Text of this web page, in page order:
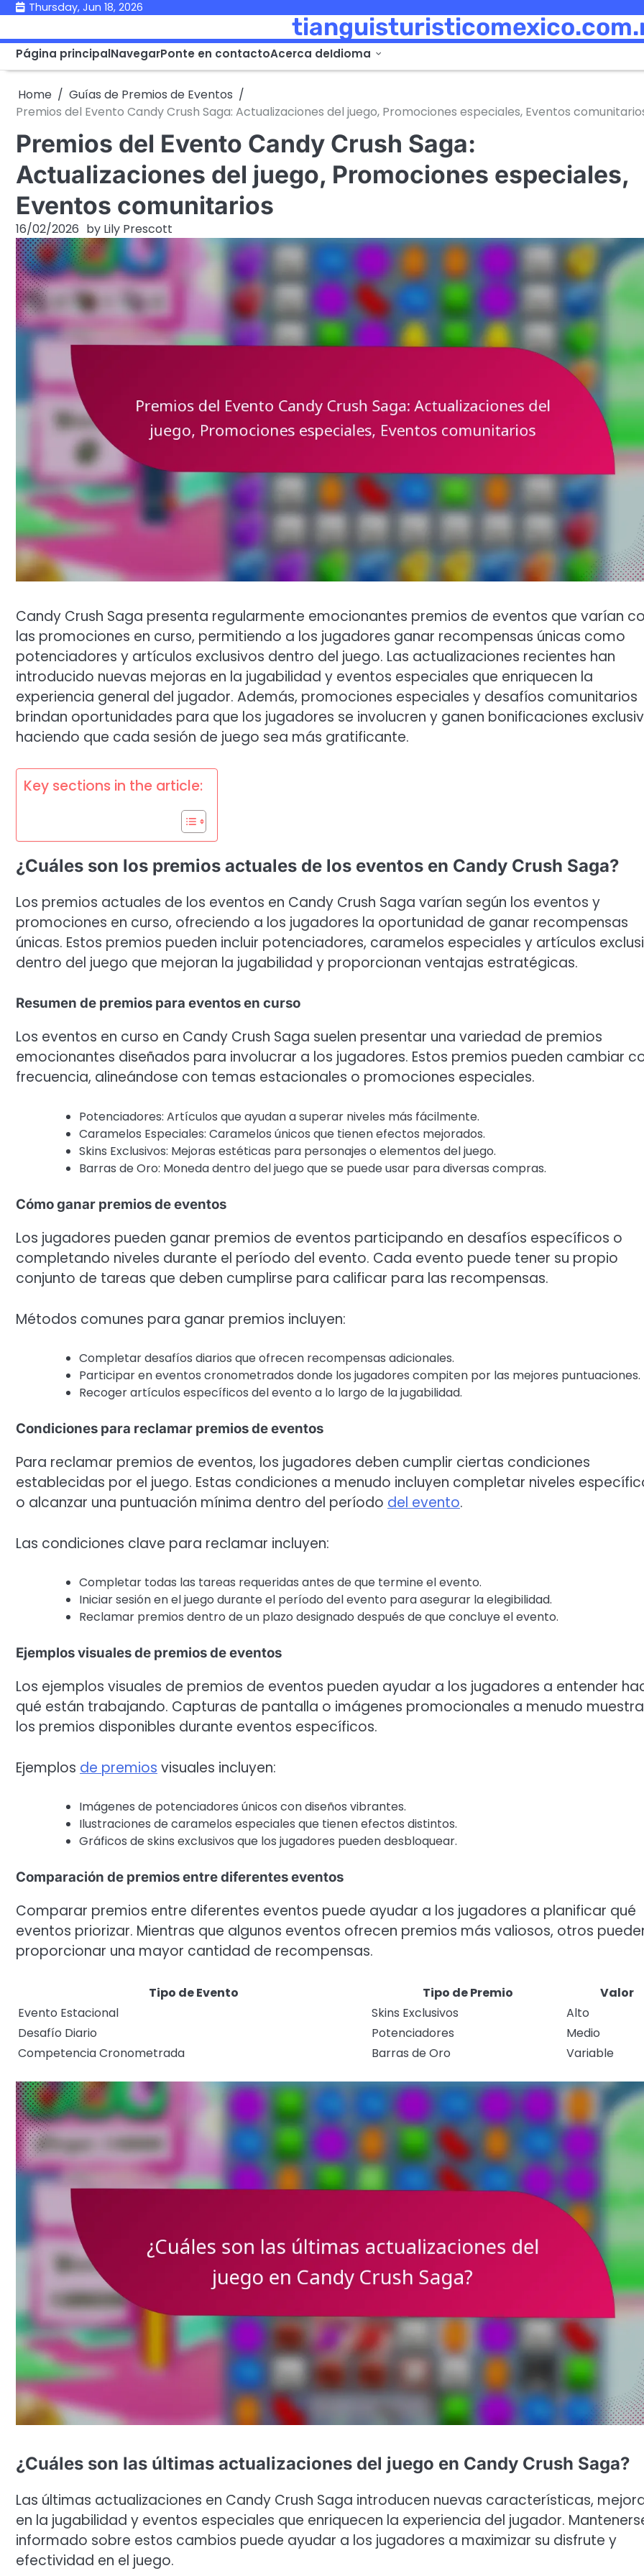
Skip
content
Thursday, Jun 18, 2026
Página principalNavegarPonte en contactoAcerca deIdioma
Home
Guías de Premios de Eventos
Premios del Evento Candy Crush Saga: Actualizaciones del juego, Promociones especiales, Eventos
Premios del Evento Candy Crush Saga:
Actualizaciones del juego, Promociones especiales,
Eventos comunitarios
16/02/2026 by Lily Prescott
Candy Crush Saga presenta regularmente emocionantes premios de eventos que varían
las promociones en curso, permitiendo a los jugadores ganar recompensas únicas como
potenciadores y artículos exclusivos dentro del juego. Las actualizaciones recientes han
introducido nuevas mejoras en la jugabilidad y eventos especiales que enriquecen la
experiencia general del jugador. Además, promociones especiales y desafíos comunitarios
brindan oportunidades para que los jugadores se involucren y ganen bonificaciones
haciendo que cada sesión de juego sea más gratificante.
Key sections in the article:
¿Cuáles son los premios actuales de los eventos en Candy Crush Saga?
Los premios actuales de los eventos en Candy Crush Saga varían según los eventos y
promociones en curso, ofreciendo a los jugadores la oportunidad de ganar recompensas
únicas. Estos premios pueden incluir potenciadores, caramelos especiales y artículos
dentro del juego que mejoran la jugabilidad y proporcionan ventajas estratégicas.
Resumen de premios para eventos en curso
Los eventos en curso en Candy Crush Saga suelen presentar una variedad de premios
emocionantes diseñados para involucrar a los jugadores. Estos premios pueden cambiar
frecuencia, alineándose con temas estacionales o promociones especiales.
Potenciadores: Artículos que ayudan a superar niveles más fácilmente.
Caramelos Especiales: Caramelos únicos que tienen efectos mejorados.
Skins Exclusivos: Mejoras estéticas para personajes o elementos del juego.
Barras de Oro: Moneda dentro del juego que se puede usar para diversas compras.
Cómo ganar premios de eventos
Los jugadores pueden ganar premios de eventos participando en desafíos específicos o
completando niveles durante el período del evento. Cada evento puede tener su propio
conjunto de tareas que deben cumplirse para calificar para las recompensas.
Métodos comunes para ganar premios incluyen:
Completar desafíos diarios que ofrecen recompensas adicionales.
Participar en eventos cronometrados donde los jugadores compiten por las mejores puntuaciones.
Recoger artículos específicos del evento a lo largo de la jugabilidad.
Condiciones para reclamar premios de eventos
Para reclamar premios de eventos, los jugadores deben cumplir ciertas condiciones
establecidas por el juego. Estas condiciones a menudo incluyen completar niveles
o alcanzar una puntuación mínima dentro del período del evento.
Las condiciones clave para reclamar incluyen:
Completar todas las tareas requeridas antes de que termine el evento.
Iniciar sesión en el juego durante el período del evento para asegurar la elegibilidad.
Reclamar premios dentro de un plazo designado después de que concluye el evento.
Ejemplos visuales de premios de eventos
Los ejemplos visuales de premios de eventos pueden ayudar a los jugadores a entender
qué están trabajando. Capturas de pantalla o imágenes promocionales a menudo
los premios disponibles durante eventos específicos.
Ejemplos de premios visuales incluyen:
Imágenes de potenciadores únicos con diseños vibrantes.
Ilustraciones de caramelos especiales que tienen efectos distintos.
Gráficos de skins exclusivos que los jugadores pueden desbloquear.
Comparación de premios entre diferentes eventos
Comparar premios entre diferentes eventos puede ayudar a los jugadores a planificar qué
eventos priorizar. Mientras que algunos eventos ofrecen premios más valiosos, otros
proporcionar una mayor cantidad de recompensas.
Tipo de Evento Tipo de Premio
Valor
Evento Estacional
Skins Exclusivos
Alto
Desafío Diario
Potenciadores
Medio
Competencia Cronometrada
Barras de Oro Variable
¿Cuáles son las últimas actualizaciones del juego en Candy Crush Saga?
Las últimas actualizaciones en Candy Crush Saga introducen nuevas características,
en la jugabilidad y eventos especiales que enriquecen la experiencia del jugador.
informado sobre estos cambios puede ayudar a los jugadores a maximizar su disfrute y
efectividad en el juego.